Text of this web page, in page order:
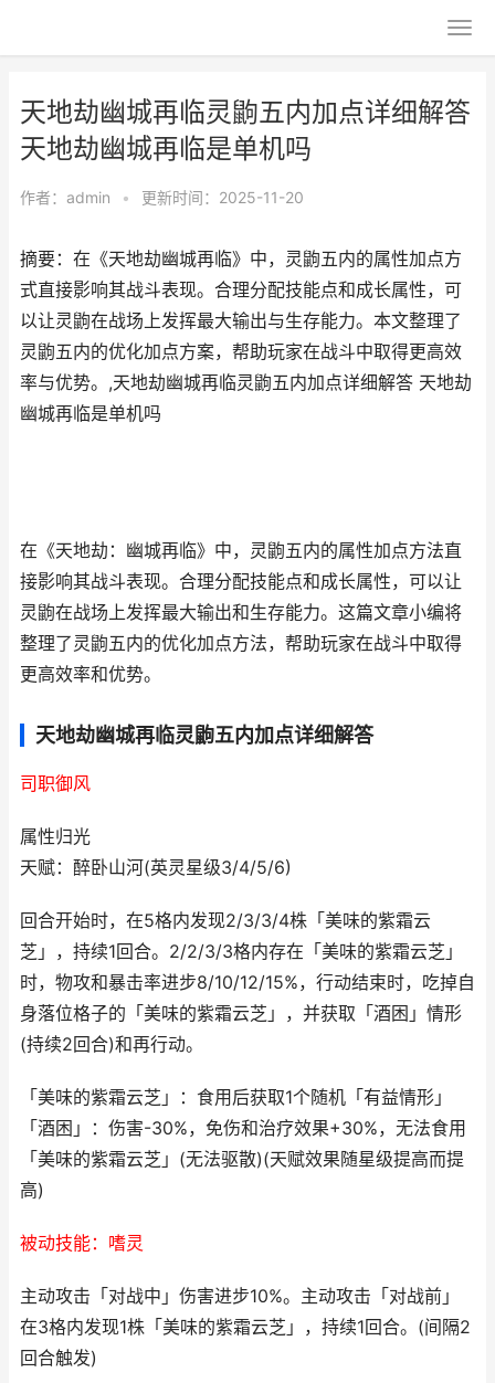
天地劫幽城再临灵鼩五内加点详细解答
天地劫幽城再临是单机吗
作者： admin • 更新时间：2025-11-20
摘要：在《天地劫幽城再临》中，灵鼩五内的属性加点方
式直接影响其战斗表现。合理分配技能点和成长属性，可
以让灵鼩在战场上发挥最大输出与生存能力。本文整理了
灵鼩五内的优化加点方案，帮助玩家在战斗中取得更高效
率与优势。,天地劫幽城再临灵鼩五内加点详细解答 天地劫
幽城再临是单机吗
在《天地劫：幽城再临》中，灵鼩五内的属性加点方法直
接影响其战斗表现。合理分配技能点和成长属性，可以让
灵鼩在战场上发挥最大输出和生存能力。这篇文章小编将
整理了灵鼩五内的优化加点方法，帮助玩家在战斗中取得
更高效率和优势。
天地劫幽城再临灵鼩五内加点详细解答
司职御风
属性归光
天赋：醉卧山河(英灵星级3/4/5/6)
回合开始时，在5格内发现2/3/3/4株「美味的紫霜云
芝」，持续1回合。2/2/3/3格内存在「美味的紫霜云芝」
时，物攻和暴击率进步8/10/12/15%，行动结束时，吃掉自
身落位格子的「美味的紫霜云芝」，并获取「酒困」情形
(持续2回合)和再行动。
「美味的紫霜云芝」：食用后获取1个随机「有益情形」
「酒困」：伤害-30%，免伤和治疗效果+30%，无法食用
「美味的紫霜云芝」(无法驱散)(天赋效果随星级提高而提
高)
被动技能：嗜灵
主动攻击「对战中」伤害进步10%。主动攻击「对战前」
在3格内发现1株「美味的紫霜云芝」，持续1回合。(间隔2
回合触发)